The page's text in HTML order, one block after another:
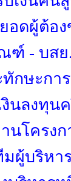
อดผู้ต้อ
ฑ์ - บสย.
ทักษะก
นลงทุน
นโครงก
มผู้บริห